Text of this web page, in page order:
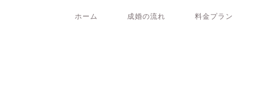
ホーム 成婚の流れ 料金プラン